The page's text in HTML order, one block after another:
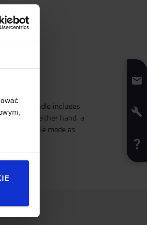
to-use handle includes
with either hand, a
and turtle mode as